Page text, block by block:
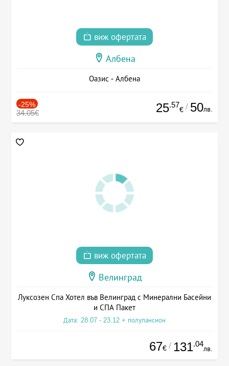
виж офертата
Албена
Оазис - Албена
-25%
34.05€ 25.57
€ / 50лв.
виж офертата
Велинград
Луксозен Спа Хотел във Велинград с Минерални Басейни
и СПА Пакет
Дата: 28.07 - 23.12 + полупансион
67€ / 131.04
лв.